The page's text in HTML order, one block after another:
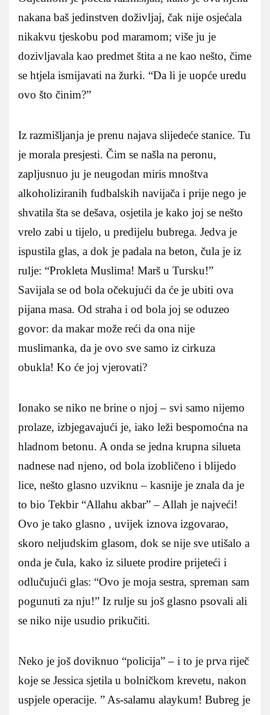
nakana baš jedinstven doživljaj, čak nije osjećala
nikakvu tjeskobu pod maramom; više ju je
dozivljavala kao predmet štita a ne kao nešto, čime
se htjela ismijavati na žurki. “Da li je uopće uredu
ovo što činim?”
Iz razmišljanja je prenu najava slijedeće stanice. Tu
je morala presjesti. Čim se našla na peronu,
zapljusnuo ju je neugodan miris mnoštva
alkoholiziranih fudbalskih navijača i prije nego je
shvatila šta se dešava, osjetila je kako joj se nešto
vrelo zabi u tijelo, u predijelu bubrega. Jedva je
ispustila glas, a dok je padala na beton, čula je iz
rulje: “Prokleta Muslima! Marš u Tursku!”
Savijala se od bola očekujući da će je ubiti ova
pijana masa. Od straha i od bola joj se oduzeo
govor: da makar može reći da ona nije
muslimanka, da je ovo sve samo iz cirkuza
obukla! Ko će joj vjerovati?
Ionako se niko ne brine o njoj – svi samo nijemo
prolaze, izbjegavajući je, iako leži bespomoćna na
hladnom betonu. A onda se jedna krupna silueta
nadnese nad njeno, od bola izobličeno i blijedo
lice, nešto glasno uzviknu – kasnije je znala da je
to bio Tekbir “Allahu akbar” – Allah je najveći!
Ovo je tako glasno , uvijek iznova izgovarao,
skoro neljudskim glasom, dok se nije sve utišalo a
onda je čula, kako iz siluete prodire prijeteći i
odlučujući glas: “Ovo je moja sestra, spreman sam
pogunuti za nju!” Iz rulje su još glasno psovali ali
se niko nije usudio prikučiti.
Neko je još doviknuo “policija” – i to je prva riječ
koje se Jessica sjetila u bolničkom krevetu, nakon
uspjele operacije. ” As-salamu alaykum! Bubreg je